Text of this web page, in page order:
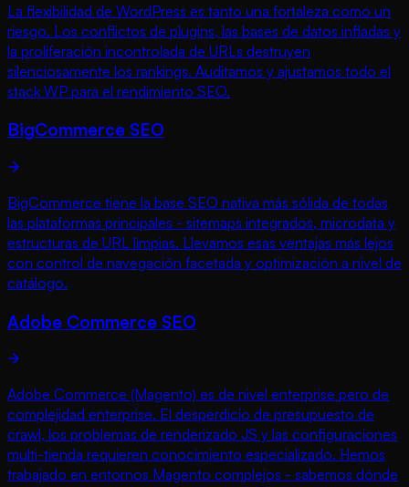
La flexibilidad de WordPress es tanto una fortaleza como un
riesgo. Los conflictos de plugins, las bases de datos infladas y
la proliferación incontrolada de URLs destruyen
silenciosamente los rankings. Auditamos y ajustamos todo el
stack WP para el rendimiento SEO.
BigCommerce SEO
BigCommerce tiene la base SEO nativa más sólida de todas
las plataformas principales - sitemaps integrados, microdata y
estructuras de URL limpias. Llevamos esas ventajas más lejos
con control de navegación facetada y optimización a nivel de
catálogo.
Adobe Commerce SEO
Adobe Commerce (Magento) es de nivel enterprise pero de
complejidad enterprise. El desperdicio de presupuesto de
crawl, los problemas de renderizado JS y las configuraciones
multi-tienda requieren conocimiento especializado. Hemos
trabajado en entornos Magento complejos - sabemos dónde